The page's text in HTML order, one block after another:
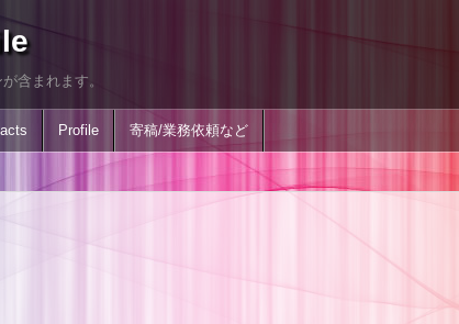
含まれます。
Profile 寄稿/業務依頼など